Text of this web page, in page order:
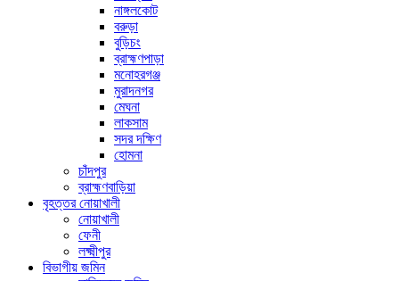
নাঙ্গলকোট
বরুড়া
বুড়িচং
ব্রাহ্মণপাড়া
মনোহরগঞ্জ
মুরাদনগর
মেঘনা
লাকসাম
সদর দক্ষিণ
হোমনা
চাঁদপুর
ব্রাহ্মণবাড়িয়া
বৃহত্তর নোয়াখালী
নোয়াখালী
ফেনী
লক্ষ্মীপুর
বিভাগীয় জমিন